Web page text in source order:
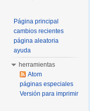
Página principal
cambios recientes
página aleatoria
ayuda
herramientas
Atom
páginas especiales
Versión para imprimir